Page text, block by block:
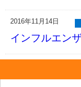
2016年11月14日
インフルエン